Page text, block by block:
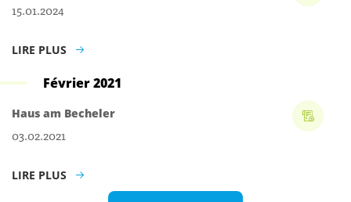
15.01.2024
LIRE PLUS
Février 2021
Haus am Becheler
03.02.2021
LIRE PLUS